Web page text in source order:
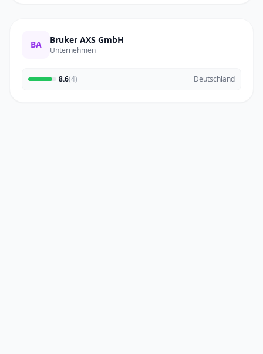
BA Bruker AXS GmbH
Unternehmen
8.6(4) Deutschland